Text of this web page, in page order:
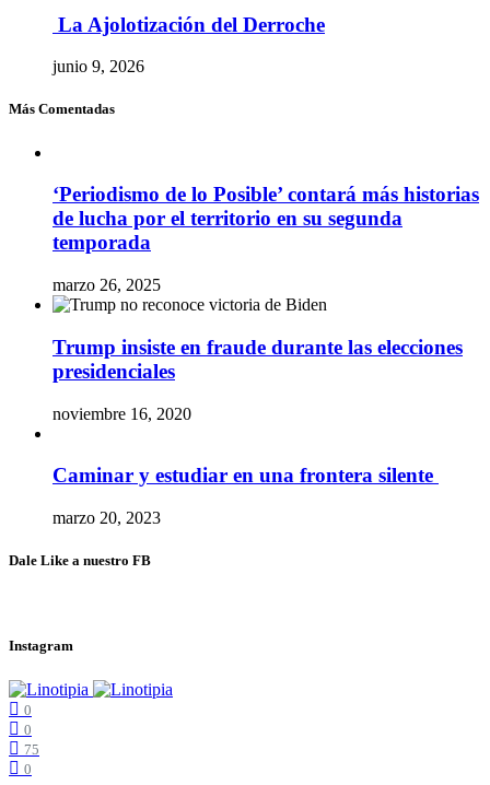
La Ajolotización del Derroche
junio 9, 2026
Más Comentadas
‘Periodismo de lo Posible’ contará más historias
de lucha por el territorio en su segunda
temporada
marzo 26, 2025
Trump insiste en fraude durante las elecciones
presidenciales
noviembre 16, 2020
Caminar y estudiar en una frontera silente
marzo 20, 2023
Dale Like a nuestro FB
Instagram
0
0
75
0